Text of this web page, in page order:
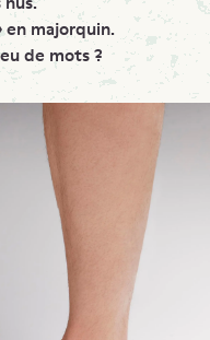
en majorquin.
de mots ?